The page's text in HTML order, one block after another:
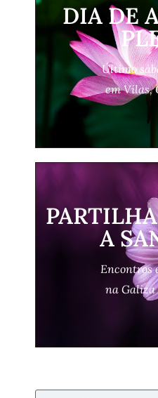
DIA DE
Último
em Vilas,
A
Encontros
na Galiza